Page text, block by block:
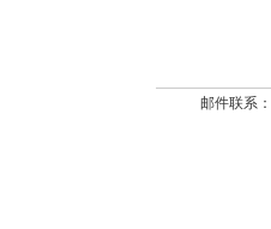
邮件联系：